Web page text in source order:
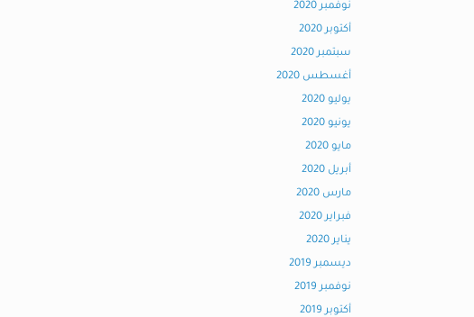
نوفمبر 2020
أكتوبر 2020
سبتمبر 2020
أغسطس 2020
يوليو 2020
يونيو 2020
مايو 2020
أبريل 2020
مارس 2020
فبراير 2020
يناير 2020
ديسمبر 2019
نوفمبر 2019
أكتوبر 2019